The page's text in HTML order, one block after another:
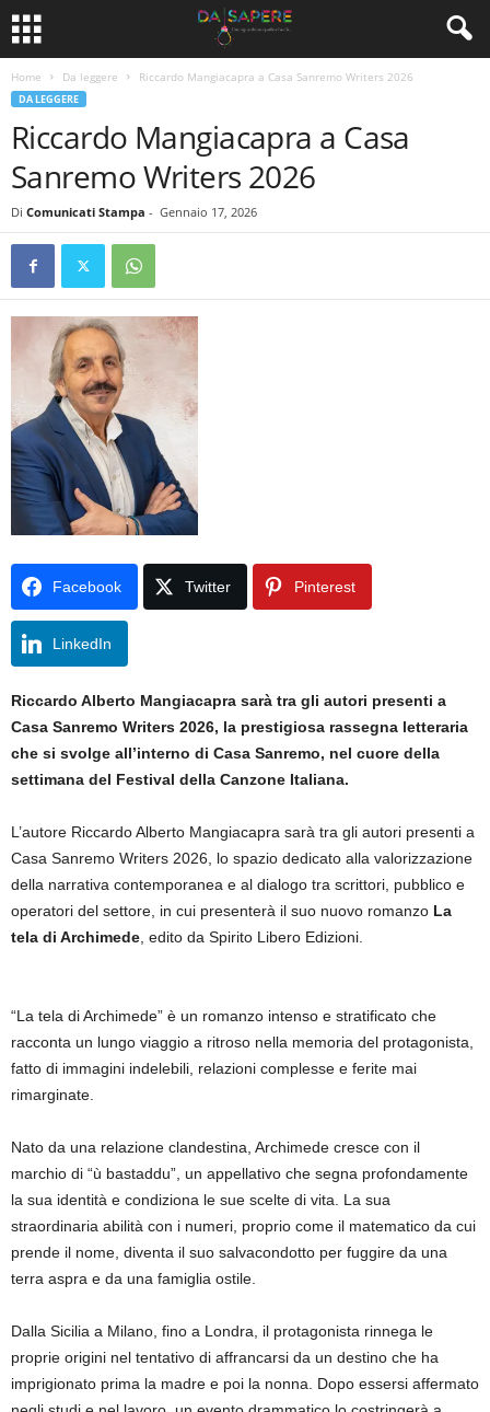
Home Da leggere Riccardo Mangiacapra a Casa Sanremo Writers 2026
DA LEGGERE
Riccardo Mangiacapra a Casa
Sanremo Writers 2026
Di Comunicati Stampa - Gennaio 17, 2026
Facebook Twitter Pinterest
LinkedIn
Riccardo Alberto Mangiacapra sarà tra gli autori presenti a
Casa Sanremo Writers 2026, la prestigiosa rassegna letteraria
che si svolge all’interno di Casa Sanremo, nel cuore della
settimana del Festival della Canzone Italiana.
L’autore Riccardo Alberto Mangiacapra sarà tra gli autori presenti a
Casa Sanremo Writers 2026, lo spazio dedicato alla valorizzazione
della narrativa contemporanea e al dialogo tra scrittori, pubblico e
operatori del settore, in cui presenterà il suo nuovo romanzo La
tela di Archimede , edito da Spirito Libero Edizioni.
“La tela di Archimede” è un romanzo intenso e stratificato che
racconta un lungo viaggio a ritroso nella memoria del protagonista,
fatto di immagini indelebili, relazioni complesse e ferite mai
rimarginate.
Nato da una relazione clandestina, Archimede cresce con il
marchio di “ù bastaddu”, un appellativo che segna profondamente
la sua identità e condiziona le sue scelte di vita. La sua
straordinaria abilità con i numeri, proprio come il matematico da cui
prende il nome, diventa il suo salvacondotto per fuggire da una
terra aspra e da una famiglia ostile.
Dalla Sicilia a Milano, fino a Londra, il protagonista rinnega le
proprie origini nel tentativo di affrancarsi da un destino che ha
imprigionato prima la madre e poi la nonna. Dopo essersi affermato